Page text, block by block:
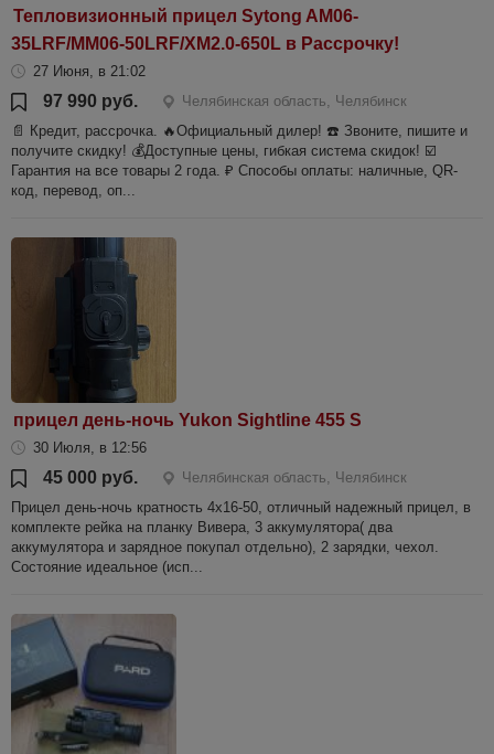
Тепловизионный прицел Sytong AM06-
35LRF/MM06-50LRF/XM2.0-650L в Рассрочку!
27 Июня, в 21:02
97 990 руб.
Челябинская область, Челябинск
📄 Кредит, рассрочка. 🔥Oфициальный дилер! ☎️ Звоните, пишите и
получите скидку! 💰Доступные цены, гибкая система скидок! ☑️
Гарантия на все товары 2 года. ₽ Способы оплаты: наличные, QR-
код, перевод, оп...
прицел день-ночь Yukon Sightline 455 S
30 Июля, в 12:56
45 000 руб.
Челябинская область, Челябинск
Прицел день-ночь кратность 4х16-50, отличный надежный прицел, в
комплекте рейка на планку Вивера, 3 аккумулятора( два
аккумулятора и зарядное покупал отдельно), 2 зарядки, чехол.
Состояние идеальное (исп...